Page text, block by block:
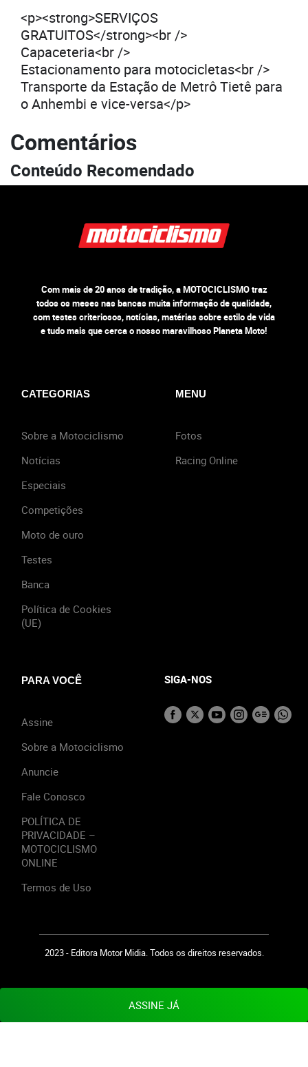
<p><strong>SERVIÇOS
GRATUITOS</strong><br />
Capaceteria<br />
Estacionamento para motocicletas<br />
Transporte da Estação de Metrô Tietê para
o Anhembi e vice-versa</p>
Comentários
Conteúdo Recomendado
Com mais de 20 anos de tradição, a MOTOCICLISMO traz
todos os meses nas bancas muita informação de qualidade,
com testes criteriosos, notícias, matérias sobre estilo de vida
e tudo mais que cerca o nosso maravilhoso Planeta Moto!
CATEGORIAS
Sobre a Motociclismo
Notícias
Especiais
Competições
Moto de ouro
Testes
Banca
Política de Cookies
(UE)
MENU
Fotos
Racing Online
PARA VOCÊ
Assine
Sobre a Motociclismo
Anuncie
Fale Conosco
POLÍTICA DE
PRIVACIDADE –
MOTOCICLISMO
ONLINE
Termos de Uso
SIGA-NOS
2023 - Editora Motor Midia. Todos os direitos reservados.
ASSINE JÁ